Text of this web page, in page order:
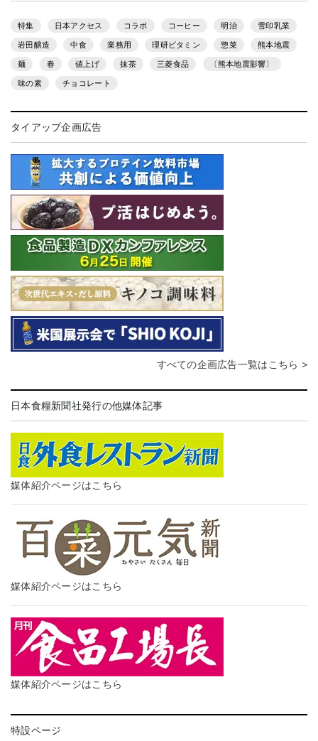
特集 日本アクセス コラボ コーヒー 明治 雪印乳業
岩田醸造 中食 業務用 理研ビタミン 惣菜 熊本地震
麺 春 値上げ 抹茶 三菱食品 〔熊本地震影響〕
味の素 チョコレート
タイアップ企画広告
すべての企画広告一覧はこちら >
日本食糧新聞社発行の他媒体記事
媒体紹介ページはこちら
媒体紹介ページはこちら
媒体紹介ページはこちら
特設ページ